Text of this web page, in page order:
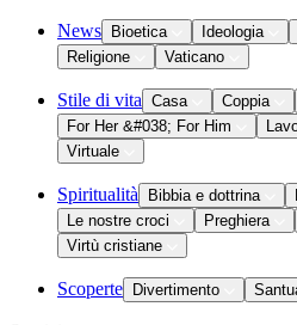
News Bioetica Ideologia
Religione
Vaticano
Stile di vita Casa Coppia
For Her &#038; For Him
Virtuale
Spiritualità Bibbia e dottrina
Le nostre croci
Preghiera
Virtù cristiane
Scoperte Divertimento